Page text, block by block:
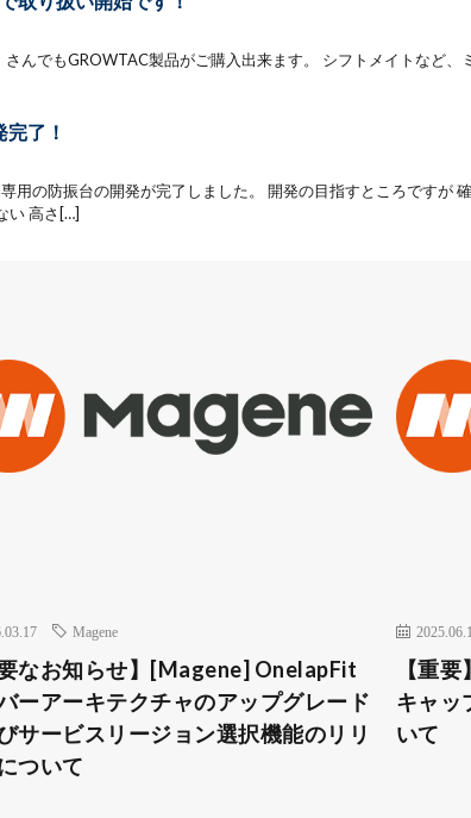
んでもGROWTAC製品がご購入出来ます。 シフトメイトなど、
了！
用の防振台の開発が完了しました。 開発の目指すところですが
い 高さ[…]
Magene
要なお知らせ】[Magene] OnelapFit
ーアーキテクチャのアップグレード
サービスリージョン選択機能のリリ
ついて
【重
キャッ
いて